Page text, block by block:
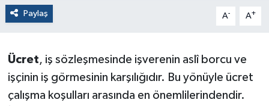
Paylaş A- A+
Ücret, iş sözleşmesinde işverenin aslî borcu ve
işçinin iş görmesinin karşılığıdır. Bu yönüyle ücret
çalışma koşulları arasında en önemlilerindendir.